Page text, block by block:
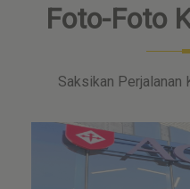
Foto-Foto
Saksikan